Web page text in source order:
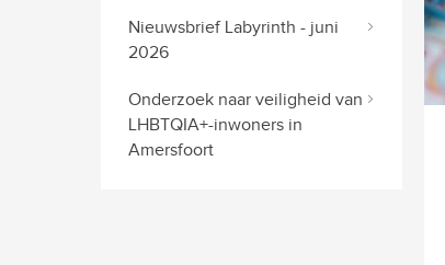
Nieuwsbrief Labyrinth - juni
2026
Onderzoek naar veiligheid van
LHBTQIA+-inwoners in
Amersfoort